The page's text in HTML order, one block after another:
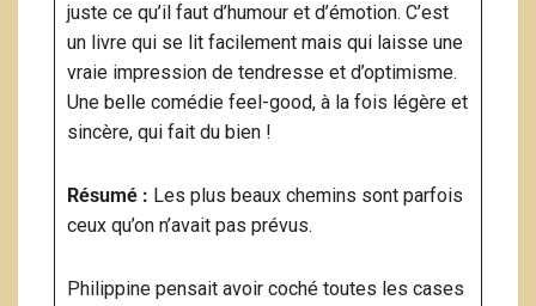
juste ce qu’il faut d’humour et d’émotion. C’est
un livre qui se lit facilement mais qui laisse une
vraie impression de tendresse et d’optimisme.
Une belle comédie feel-good, à la fois légère et
sincère, qui fait du bien !
Résumé : Les plus beaux chemins sont parfois
ceux qu’on n’avait pas prévus.
Philippine pensait avoir coché toutes les cases